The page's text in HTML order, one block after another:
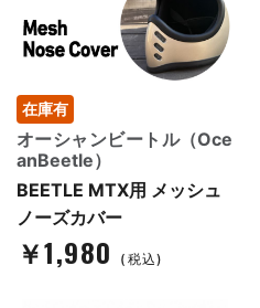
在庫有
オーシャンビートル（Oce
anBeetle）
BEETLE MTX用 メッシュ
ノーズカバー
￥1,980 (税込)